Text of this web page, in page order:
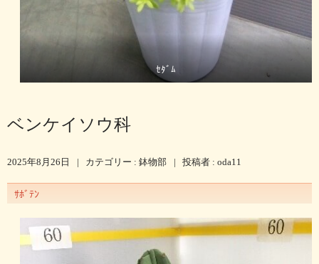
ｾﾀﾞﾑ
ベンケイソウ科
2025年8月26日 | カテゴリー : 鉢物部 | 投稿者 : oda11
ｻﾎﾞﾃﾝ